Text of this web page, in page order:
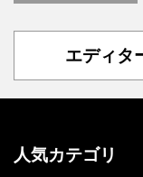
エディタ
人気カテゴリ